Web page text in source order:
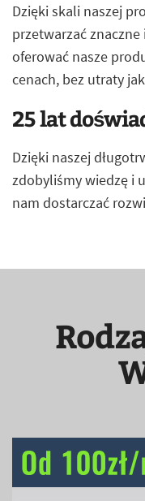
Dzięki skali naszej
przetwarzać
oferować nasze
cenach, bez utraty
25 lat
Dzięki naszej
zdobyliśmy wiedzę i
nam dostarczać